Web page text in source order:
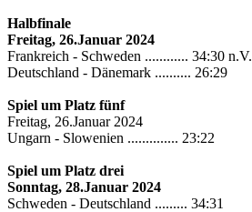
Halbfinale
Freitag, 26.Januar 2024
Frankreich - Schweden ............ 34:30 n.V.
Deutschland - Dänemark .......... 26:29
Spiel um Platz fünf
Freitag, 26.Januar 2024
Ungarn - Slowenien .............. 23:22
Spiel um Platz drei
Sonntag, 28.Januar 2024
Schweden - Deutschland ......... 34:31